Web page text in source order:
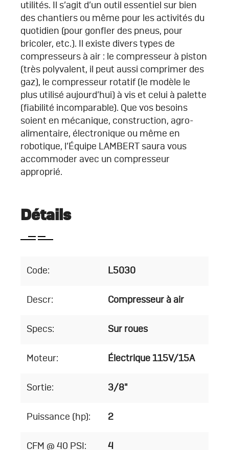
utilités. Il s’agit d’un outil essentiel sur bien
des chantiers ou même pour les activités du
quotidien (pour gonfler des pneus, pour
bricoler, etc.). Il existe divers types de
compresseurs à air : le compresseur à piston
(très polyvalent, il peut aussi comprimer des
gaz), le compresseur rotatif (le modèle le
plus utilisé aujourd’hui) à vis et celui à palette
(fiabilité incomparable). Que vos besoins
soient en mécanique, construction, agro-
alimentaire, électronique ou même en
robotique, l’Équipe LAMBERT saura vous
accommoder avec un compresseur
approprié.
Détails
Code: L5030
Descr: Compresseur à air
Specs: Sur roues
Moteur: Électrique 115V/15A
Sortie: 3/8"
Puissance (hp): 2
CFM @ 40 PSI: 4